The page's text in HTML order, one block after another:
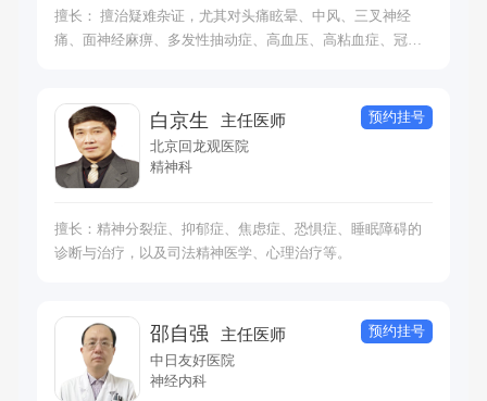
痛 功能性尿潴留 慢性疲劳综合征 躯体症状障碍、疾病焦虑症
转换障碍 拒绝上学 身体形式疼痛障碍 创伤后应激障碍 功能
碍）伴发的躯体症状 癫痫伴发的精神心理问题 矮小/早熟/肥
胖伴发的精神心理问题 肿瘤伴发的精神心理问题 糖尿病/高
血压伴发的精神心理问题 睡眠障碍 性心理障碍 性腺发育异常
伴发的精神心理问题 各类慢性病伴发的精神心理问题 其他各
擅长： 擅治疑难杂证，尤其对头痛眩晕、中风、三叉神经
痛、面神经麻痹、多发性抽动症、高血压、高粘血症、冠心
白京生 主任医师
北京回龙观医院
精神科
预约挂号
擅长：精神分裂症、抑郁症、焦虑症、恐惧症、睡眠障碍的
诊断与治疗，以及司法精神医学、心理治疗等。
邵自强 主任医师
中日友好医院
神经内科
预约挂号